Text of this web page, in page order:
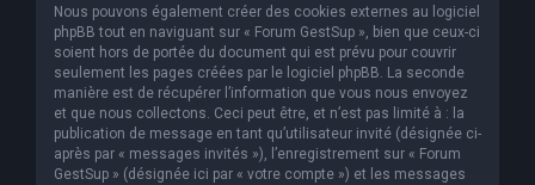
Nous pouvons également créer des cookies externes au logiciel
phpBB tout en naviguant sur « Forum GestSup », bien que ceux-ci
soient hors de portée du document qui est prévu pour couvrir
seulement les pages créées par le logiciel phpBB. La seconde
manière est de récupérer l’information que vous nous envoyez
et que nous collectons. Ceci peut être, et n’est pas limité à : la
publication de message en tant qu’utilisateur invité (désignée ci-
après par « messages invités »), l’enregistrement sur « Forum
GestSup » (désignée ici par « votre compte ») et les messages